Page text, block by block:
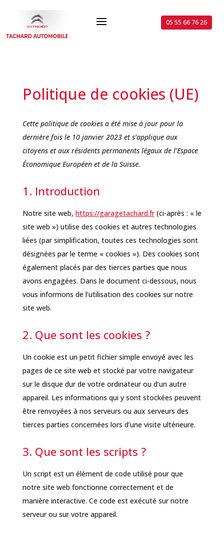
05 55 66 76 26
Politique de cookies (UE)
Cette politique de cookies a été mise à jour pour la
dernière fois le 10 janvier 2023 et s’applique aux
citoyens et aux résidents permanents légaux de l’Espace
Économique Européen et de la Suisse.
1. Introduction
Notre site web, https://garagetachard.fr(ci-après : « le
site web ») utilise des cookies et autres technologies
liées (par simplification, toutes ces technologies sont
désignées par le terme « cookies »). Des cookies sont
également placés par des tierces parties que nous
avons engagées. Dans le document ci-dessous, nous
vous informons de l’utilisation des cookies sur notre
site web.
2. Que sont les cookies ?
Un cookie est un petit fichier simple envoyé avec les
pages de ce site web et stocké par votre navigateur
sur le disque dur de votre ordinateur ou d’un autre
appareil. Les informations qui y sont stockées peuvent
être renvoyées à nos serveurs ou aux serveurs des
tierces parties concernées lors d’une visite ultérieure.
3. Que sont les scripts ?
Un script est un élément de code utilisé pour que
notre site web fonctionne correctement et de
manière interactive. Ce code est exécuté sur notre
serveur ou sur votre appareil.